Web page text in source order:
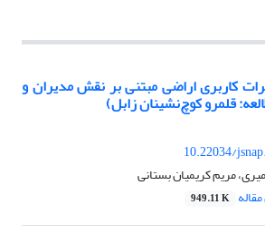
کاربری اراضی مبتنی بر نقش مدیران و
قلمرو کوچ‌نشینان زابل)
10.22034/
مریم کریمیان بستانی
949.11 K